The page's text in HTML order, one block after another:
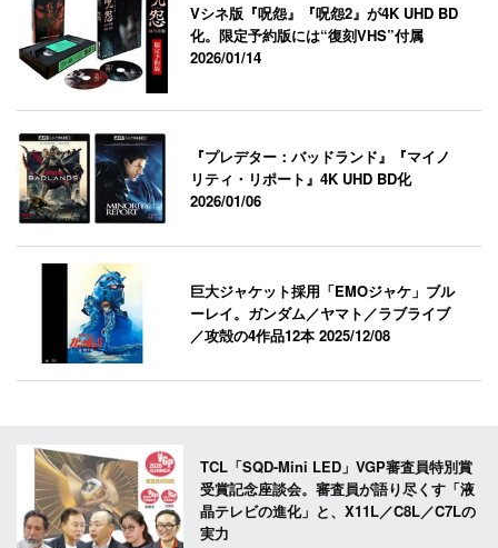
Vシネ版『呪怨』『呪怨2』が4K UHD BD
化。限定予約版には“復刻VHS”付属
2026/01/14
『プレデター：バッドランド』『マイノ
リティ・リポート』4K UHD BD化
2026/01/06
巨大ジャケット採用「EMOジャケ」ブル
ーレイ。ガンダム／ヤマト／ラブライブ
／攻殻の4作品12本2025/12/08
TCL「SQD-Mini LED」VGP審査員特別賞
受賞記念座談会。審査員が語り尽くす「液
晶テレビの進化」と、X11L／C8L／C7Lの
実力